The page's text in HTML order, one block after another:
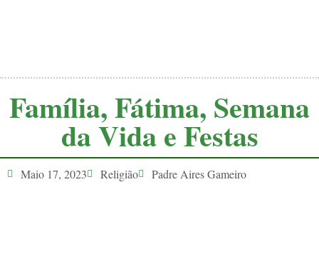
Família, Fátima, Semana
da Vida e Festas
Maio 17, 2023 Religião Padre Aires Gameiro